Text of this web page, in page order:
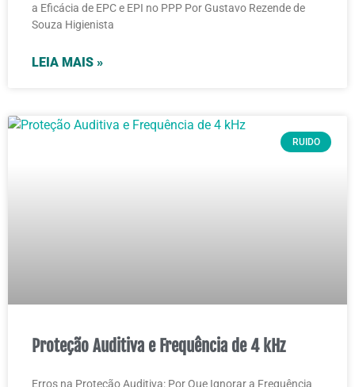
a Eficácia de EPC e EPI no PPP Por Gustavo Rezende de
Souza Higienista
LEIA MAIS »
RUIDO
Proteção Auditiva e Frequência de 4 kHz
Erros na Proteção Auditiva: Por Que Ignorar a Frequência